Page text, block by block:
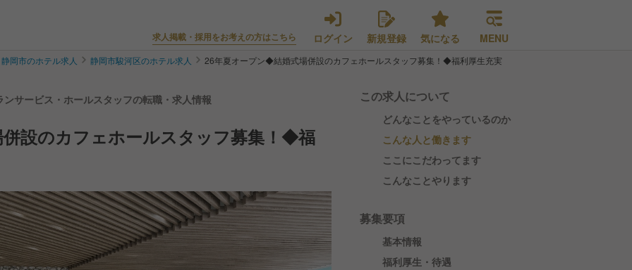
求人掲載・採用をお考えの方はこちら ログイン 新規登録 気になる MENU
静岡市のホテル求人 静岡市駿河区のホテル求人 26年夏オープン◆結婚式場併設のカフェホールスタッフ募集！◆福利厚生充実
サービス・ホールスタッフの転職・求人情報
設のカフェホールスタッフ募集！◆福
この求人について
どんなことをやっているのか
こんな人と働きます
ここにこだわってます
こんなことやります
募集要項
基本情報
福利厚生・待遇